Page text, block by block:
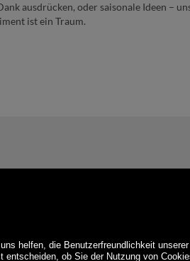
ausdrücken, oder saisonale Ideen –
ist ein Traum.
helfen, die Benutzerfreundlichkeit
ob Sie der Nutzung von